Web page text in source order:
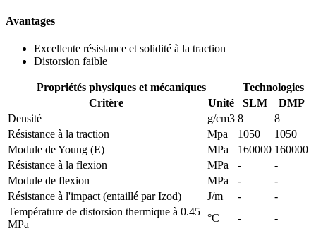
Avantages
Excellente résistance et solidité à la traction
Distorsion faible
Propriétés physiques et mécaniques
Technologies
Critère
Unité SLM
DMP
Densité
g/cm3 8
8
Résistance à la traction
Mpa 1050
1050
Module de Young (E)
MPa 160000 160000
Résistance à la flexion
MPa -
-
Module de flexion
MPa -
-
Résistance à l'impact (entaillé par Izod)
J/m -
-
Température de distorsion thermique à 0.45
MPa
°C -
-